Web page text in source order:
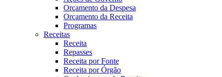
Orçamento da Despesa
Orçamento da Receita
Programas
Receitas
Receita
Repasses
Receita por Fonte
Receita por Órgão